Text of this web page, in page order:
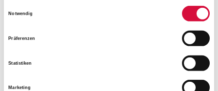
Notwendig
Präferenzen
Statistiken
MarketingNikolaus on Tour im alten VW-Bulli